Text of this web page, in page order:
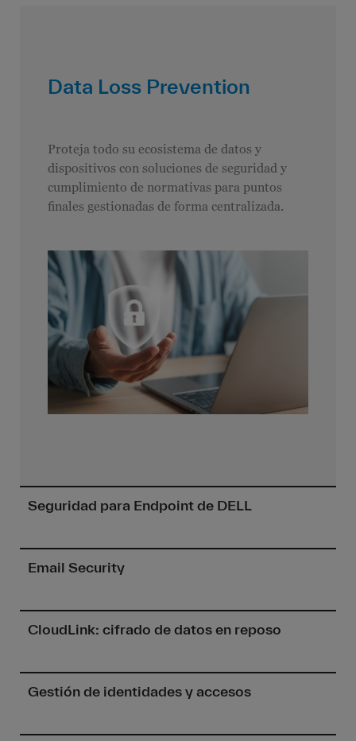
Data Loss Prevention
Proteja todo su ecosistema de datos y
dispositivos con soluciones de seguridad y
cumplimiento de normativas para puntos
finales gestionadas de forma centralizada.
Seguridad para Endpoint de DELL
Email Security
CloudLink: cifrado de datos en reposo
Gestión de identidades y accesos